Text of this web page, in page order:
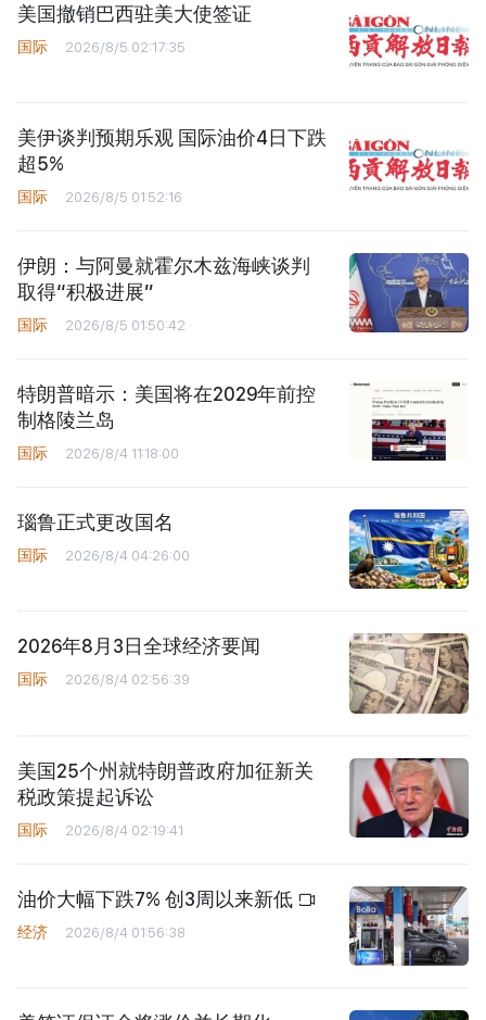
美国撤销巴西驻美大使签证
国际 2026/8/5 02:17:35
美伊谈判预期乐观 国际油价4日下跌
超5%
国际 2026/8/5 01:52:16
伊朗：与阿曼就霍尔木兹海峡谈判
取得“积极进展”
国际 2026/8/5 01:50:42
特朗普暗示：美国将在2029年前控
制格陵兰岛
国际 2026/8/4 11:18:00
瑙鲁正式更改国名
国际 2026/8/4 04:26:00
2026年8月3日全球经济要闻
国际 2026/8/4 02:56:39
美国25个州就特朗普政府加征新关
税政策提起诉讼
国际 2026/8/4 02:19:41
油价大幅下跌7% 创3周以来新低
经济 2026/8/4 01:56:38